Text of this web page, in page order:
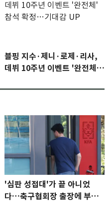
블핑 지수·제니·로제·리사,
데뷔 10주년 이벤트 '완전체'
'심판 성접대'가 끝 아니었
다…축구협회장 출장에 부인